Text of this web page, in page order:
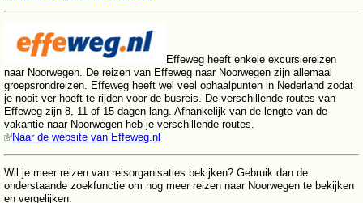
Effeweg heeft enkele excursiereizen
naar Noorwegen. De reizen van Effeweg naar Noorwegen zijn allemaal
groepsrondreizen. Effeweg heeft wel veel ophaalpunten in Nederland zodat
je nooit ver hoeft te rijden voor de busreis. De verschillende routes van
Effeweg zijn 8, 11 of 15 dagen lang. Afhankelijk van de lengte van de
vakantie naar Noorwegen heb je verschillende routes.
Naar de website van Effeweg.nl
Wil je meer reizen van reisorganisaties bekijken? Gebruik dan de
onderstaande zoekfunctie om nog meer reizen naar Noorwegen te bekijken
en vergelijken.